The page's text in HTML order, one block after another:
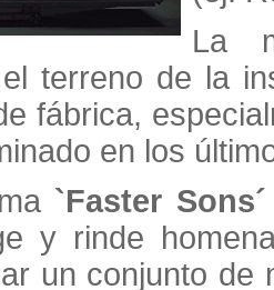
La
terreno de la
fábrica,
en los
`Faster
y rinde
un conjunto de